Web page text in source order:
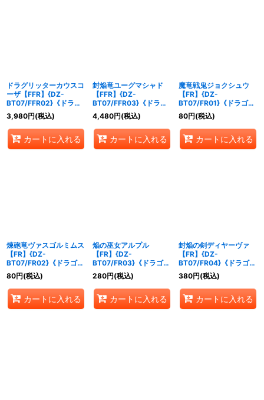
ドラグリッターカウスコ
ーザ【FFR】{DZ-
BT07/FFR02}《ドラゴ
ンエンパイア》
3,980円(税込)
カートに入れる
封焔竜ユーグマシャド
【FFR】{DZ-
BT07/FFR03}《ドラゴ
ンエンパイア》
4,480円(税込)
カートに入れる
魔竜戦鬼ジョクシュウ
【FR】{DZ-
BT07/FR01}《ドラゴン
エンパイア》
80円(税込)
カートに入れる
煉砲竜ヴァスゴルミムス
【FR】{DZ-
BT07/FR02}《ドラゴン
エンパイア》
80円(税込)
カートに入れる
焔の巫女アルプル
【FR】{DZ-
BT07/FR03}《ドラゴン
エンパイア》
280円(税込)
カートに入れる
封焔の剣ディヤーヴァ
【FR】{DZ-
BT07/FR04}《ドラゴン
エンパイア》
380円(税込)
カートに入れる